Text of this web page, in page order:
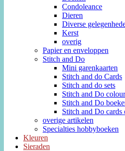
Condoleance
Dieren
Diverse
Kerst
overig
Papier en enveloppen
Stitch and Do
Mini garenkaarten
Stitch and do Cards
Stitch and do sets
Stitch and Do
Stitch and Do
Stitch and Do cards
overige artikelen
Specialties hobbyboeken
Kleuren
Sieraden